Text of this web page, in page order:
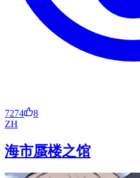
7274
8
ZH
海市蜃楼之馆